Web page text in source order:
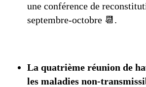
une conférence de
septembre-octobre 📆.
La quatrième réunion de
les maladies non-